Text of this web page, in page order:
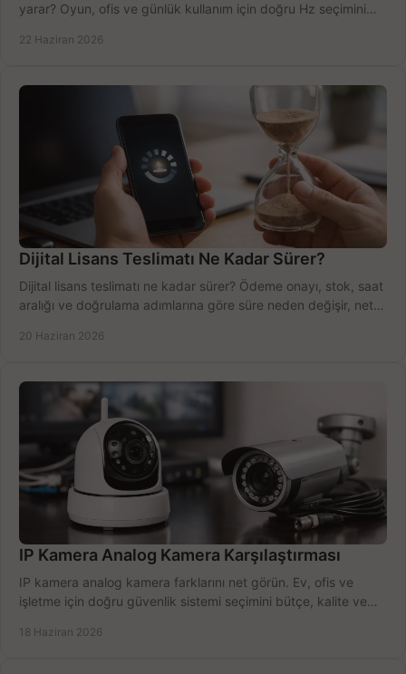
yarar? Oyun, ofis ve günlük kullanım için doğru Hz seçimini
22 Haziran 2026
Dijital Lisans Teslimatı Ne Kadar Sürer?
Dijital lisans teslimatı ne kadar sürer? Ödeme onayı, stok, saat
aralığı ve doğrulama adımlarına göre süre neden değişir, net
20 Haziran 2026
IP Kamera Analog Kamera Karşılaştırması
IP kamera analog kamera farklarını net görün. Ev, ofis ve
işletme için doğru güvenlik sistemi seçimini bütçe, kalite ve
18 Haziran 2026